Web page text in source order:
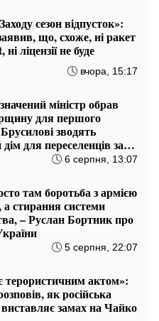
сезон відпусток»:
що, схоже, ні ракет
ліцензії не буде
вчора, 15:17
міністр обрав
для першого
зводять
для переселенців за
6 серпня, 13:07
там боротьба з армією
стирання системи
– Руслан Бортник про
5 серпня, 22:07
терористичним актом»:
як російська
виставляє замах на Чайко